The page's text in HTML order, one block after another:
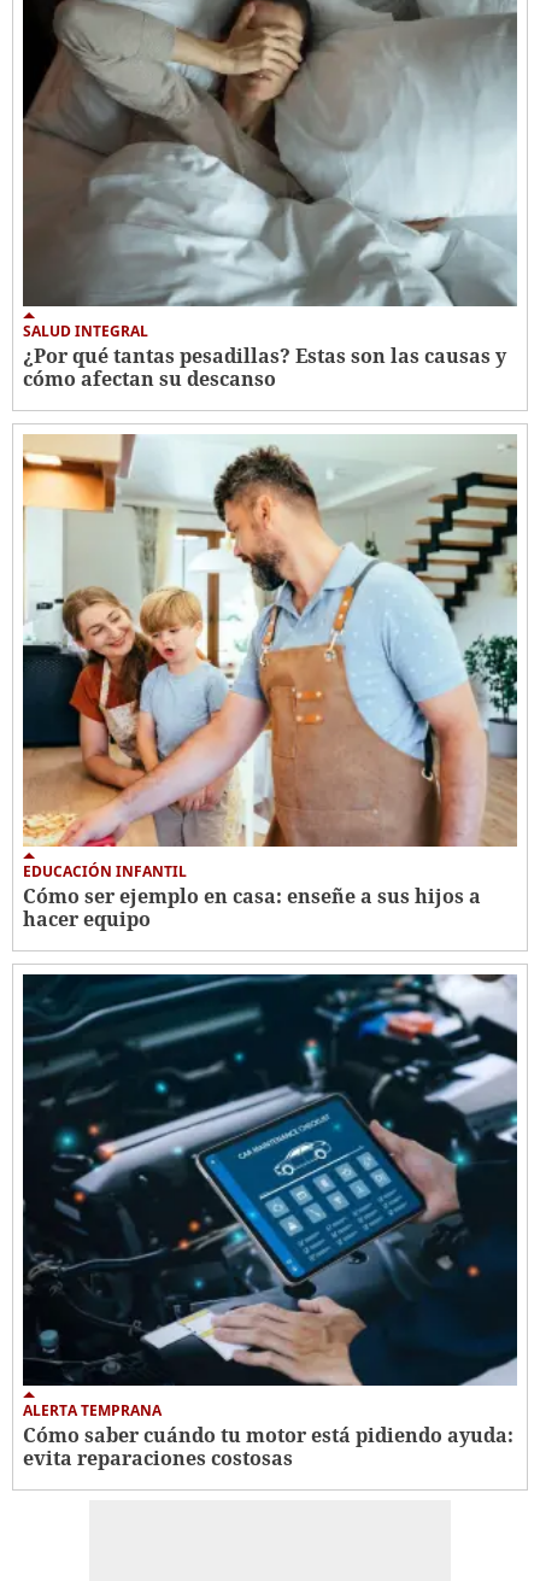
SALUD INTEGRAL
¿Por qué tantas pesadillas? Estas son las causas y
cómo afectan su descanso
EDUCACIÓN INFANTIL
Cómo ser ejemplo en casa: enseñe a sus hijos a
hacer equipo
ALERTA TEMPRANA
Cómo saber cuándo tu motor está pidiendo ayuda:
evita reparaciones costosas